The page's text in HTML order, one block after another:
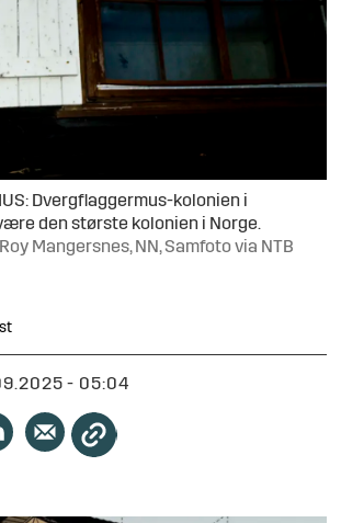
Dvergflaggermus-kolonien i
den største kolonien i Norge.
Mangersnes, NN, Samfoto via NTB
- 05:04